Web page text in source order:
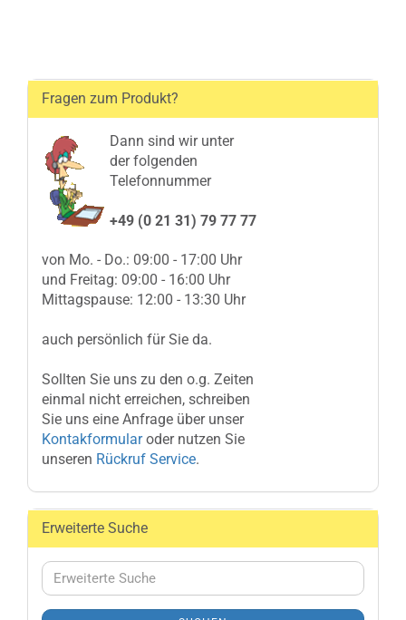
Fragen zum Produkt?
Dann sind wir unter
der folgenden
Telefonnummer
+49 (0 21 31) 79 77 77
von Mo. - Do.: 09:00 - 17:00 Uhr
und Freitag: 09:00 - 16:00 Uhr
Mittagspause: 12:00 - 13:30 Uhr
auch persönlich für Sie da.
Sollten Sie uns zu den o.g. Zeiten
einmal nicht erreichen, schreiben
Sie uns eine Anfrage über unser
Kontakformularoder nutzen Sie
unseren Rückruf Service.
Erweiterte Suche
Erweiterte
Suche